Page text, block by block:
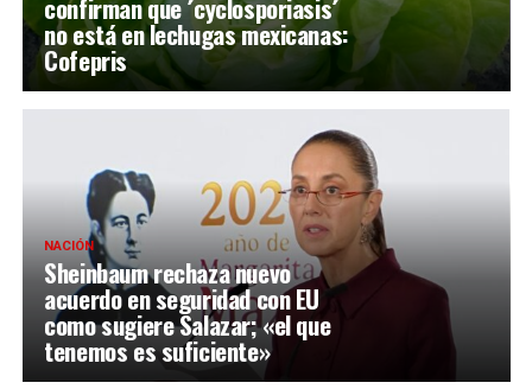
confirman que ´cyclosporiasis´
no está en lechugas mexicanas:
Cofepris
NACIÓN
Sheinbaum rechaza nuevo
acuerdo en seguridad con EU
como sugiere Salazar; «el que
tenemos es suficiente»